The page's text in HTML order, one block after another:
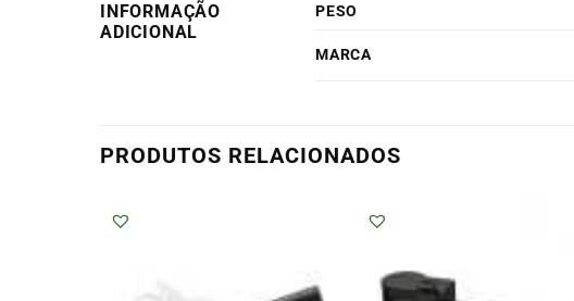
INFORMAÇÃO
ADICIONAL
PESO
MARCA
PRODUTOS RELACIONADOS